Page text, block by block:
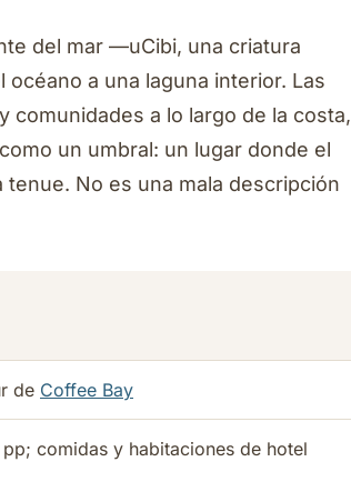
del mar —uCibi, una criatura
a una laguna interior. Las
comunidades a lo largo de la costa,
un umbral: un lugar donde el
No es una mala descripción
de Coffee Bay
comidas y habitaciones de hotel